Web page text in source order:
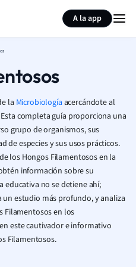
A la app
la Microbiología acercándote al
completa guía proporciona una
grupo de organismos, sus
de especies y sus usos prácticos.
los Hongos Filamentosos en la
información sobre su
educativa no se detiene ahí;
un estudio más profundo, y analiza
Filamentosos en los
este cautivador e informativo
Filamentosos.
Resumir página